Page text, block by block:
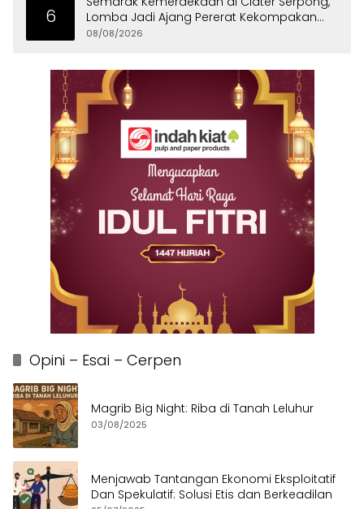
6
Lomba Jadi Ajang Pererat Kekompakan
Warga
08/08/2026
Opini – Esai – Cerpen
Magrib Big Night: Riba di Tanah Leluhur
03/08/2025
Menjawab Tantangan Ekonomi Eksploitatif
Dan Spekulatif: Solusi Etis dan Berkeadilan